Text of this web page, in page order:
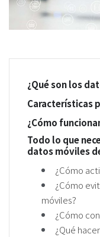
¿Qué son los
Características
¿Cómo
Todo lo que
datos móviles
¿Cómo
¿Cómo
móviles?
¿Cómo
¿Qué